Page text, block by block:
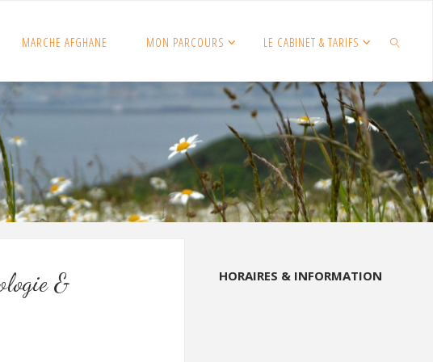
MARCHE AFGHANE MON PARCOURS LE CABINET & TARIFS
SEARCH
&
HORAIRES & INFORMATION